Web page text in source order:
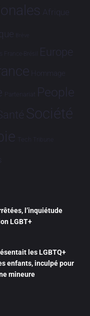
Afrique
Brève
France-Brésil Europe
Hommage
Partenariat People
Société
Tech Tribune
l’inquiétude
LGBT+
les LGBTQ+
enfants, inculpé pour
mineure